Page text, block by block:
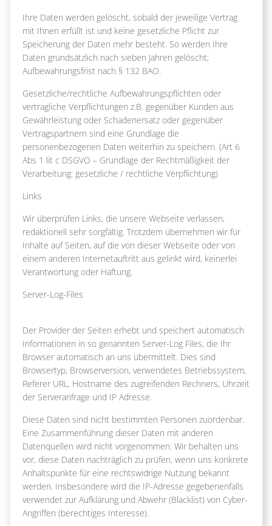
Ihre Daten werden gelöscht, sobald der jeweilige Vertrag
mit Ihnen erfüllt ist und keine gesetzliche Pflicht zur
Speicherung der Daten mehr besteht. So werden Ihre
Daten grundsätzlich nach sieben Jahren gelöscht;
Aufbewahrungsfrist nach § 132 BAO.
Gesetzliche/rechtliche Aufbewahrungspflichten oder
vertragliche Verpflichtungen z.B. gegenüber Kunden aus
Gewährleistung oder Schadenersatz oder gegenüber
Vertragspartnern sind eine Grundlage die
personenbezogenen Daten weiterhin zu speichern. (Art 6
Abs 1 lit c DSGVO – Grundlage der Rechtmäßigkeit der
Verarbeitung: gesetzliche / rechtliche Verpflichtung)
Links
Wir überprüfen Links, die unsere Webseite verlassen,
redaktionell sehr sorgfältig. Trotzdem übernehmen wir für
Inhalte auf Seiten, auf die von dieser Webseite oder von
einem anderen Internetauftritt aus gelinkt wird, keinerlei
Verantwortung oder Haftung.
Server-Log-Files
Der Provider der Seiten erhebt und speichert automatisch
Informationen in so genannten Server-Log Files, die Ihr
Browser automatisch an uns übermittelt. Dies sind
Browsertyp, Browserversion, verwendetes Betriebssystem,
Referer URL, Hostname des zugreifenden Rechners, Uhrzeit
der Serveranfrage und IP Adresse.
Diese Daten sind nicht bestimmten Personen zuordenbar.
Eine Zusammenführung dieser Daten mit anderen
Datenquellen wird nicht vorgenommen. Wir behalten uns
vor, diese Daten nachträglich zu prüfen, wenn uns konkrete
Anhaltspunkte für eine rechtswidrige Nutzung bekannt
werden. Insbesondere wird die IP-Adresse gegebenenfalls
verwendet zur Aufklärung und Abwehr (Blacklist) von Cyber-
Angriffen (berechtiges Interesse).